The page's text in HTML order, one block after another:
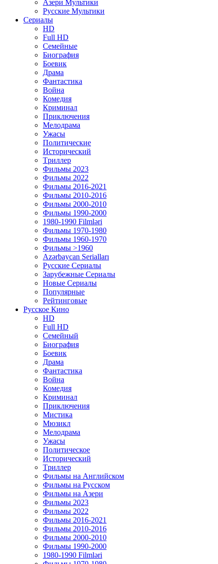
Азери Мультики
Русские Мультики
Сериалы
HD
Full HD
Семейные
Биография
Боевик
Драма
Фантастика
Война
Комедия
Криминал
Приключения
Мелодрама
Ужасы
Политические
Исторический
Tриллер
Фильмы 2023
Фильмы 2022
Фильмы 2016-2021
Фильмы 2010-2016
Фильмы 2000-2010
Фильмы 1990-2000
1980-1990 Filmləri
Фильмы 1970-1980
Фильмы 1960-1970
Фильмы >1960
Azərbaycan Serialları
Русские Сериалы
Зарубежные Сериалы
Новые Сериалы
Популярные
Рейтинговые
Русское Кино
HD
Full HD
Семейный
Биография
Боевик
Драма
Фантастика
Война
Комедия
Криминал
Приключения
Мистика
Мюзикл
Мелодрама
Ужасы
Политическое
Исторический
Tриллер
Фильмы на Английском
Фильмы на Русском
Фильмы на Азери
Фильмы 2023
Фильмы 2022
Фильмы 2016-2021
Фильмы 2010-2016
Фильмы 2000-2010
Фильмы 1990-2000
1980-1990 Filmləri